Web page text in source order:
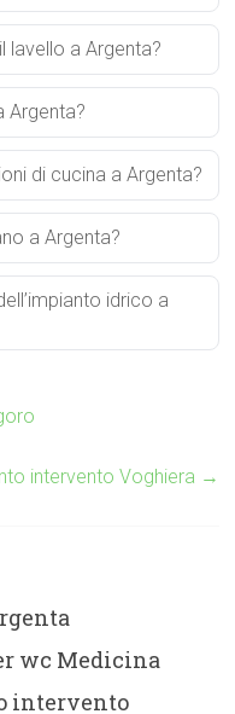
lavello a Argenta?
Argenta?
di cucina a Argenta?
a Argenta?
idrico a
intervento Voghiera →
wc Medicina
intervento